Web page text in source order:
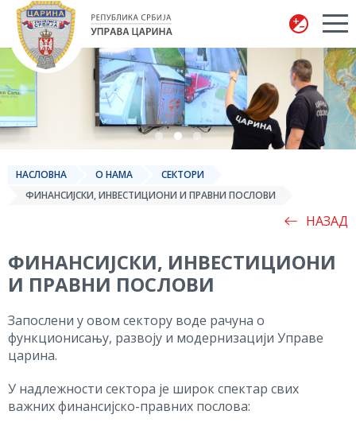
Управа царина
НАСЛОВНА О НАМА
СЕКТОРИ
ФИНАНСИЈСКИ, ИНВЕСТИЦИОНИ И ПРАВНИ ПОСЛОВИ
НАЗАД
ФИНАНСИЈСКИ, ИНВЕСТИЦИОНИ
И ПРАВНИ ПОСЛОВИ
Запослени у овом сектору воде рачуна о
функционисању, развоју и модернизацији Управе
царина.
У надлежности сектора је широк спектар свих
важних финансијско-правних послова: